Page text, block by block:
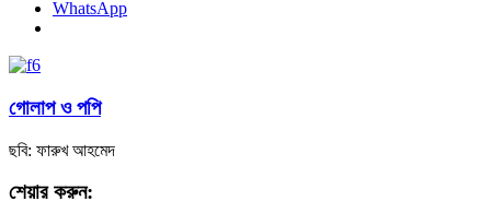
WhatsApp
গোলাপ ও পপি
ছবি: ফারুখ আহমেদ
শেয়ার করুন: